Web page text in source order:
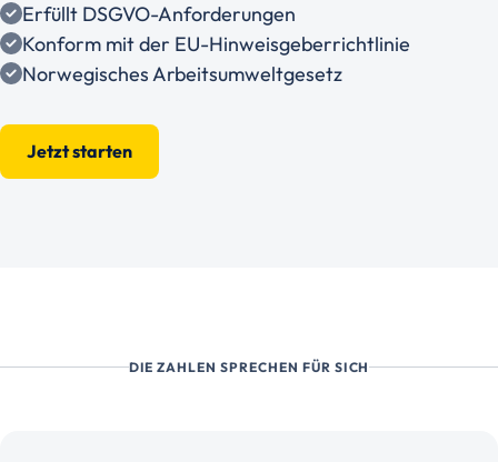
Erfüllt DSGVO-Anforderungen
Konform mit der EU-Hinweisgeberrichtlinie
Norwegisches Arbeitsumweltgesetz
Jetzt starten
DIE ZAHLEN SPRECHEN FÜR SICH